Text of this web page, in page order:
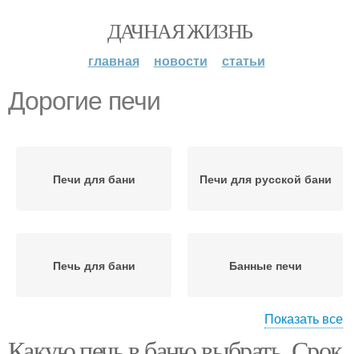
ДАЧНАЯ ЖИЗНЬ
главная новости статьи
Дорогие печи
Печи для бани Печи для русской бани
Печь для бани Банные печи
Показать все